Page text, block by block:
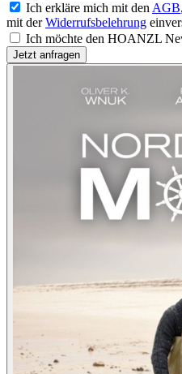
Ich erkläre mich mit den AGB
mit derWiderrufsbelehrung
Ich möchte den HOANZL